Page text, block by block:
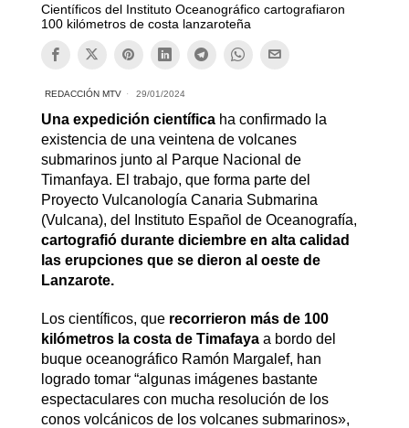
Científicos del Instituto Oceanográfico cartografiaron
100 kilómetros de costa lanzaroteña
REDACCIÓN MTV 29/01/2024
Una expedición científicaha confirmado la
existencia de una veintena de volcanes
submarinos junto al Parque Nacional de
Timanfaya. El trabajo, que forma parte del
Proyecto Vulcanología Canaria Submarina
(Vulcana), del Instituto Español de Oceanografía,
cartografió durante diciembre en alta calidad
las erupciones que se dieron al oeste de
Lanzarote.
Los científicos, que recorrieron más de 100
kilómetros la costa de Timafayaa bordo del
buque oceanográfico Ramón Margalef, han
logrado tomar “algunas imágenes bastante
espectaculares con mucha resolución de los
conos volcánicos de los volcanes submarinos»,